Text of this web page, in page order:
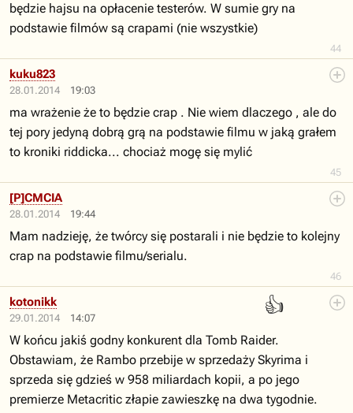
44
będzie hajsu na opłacenie testerów. W sumie gry na
podstawie filmów są crapami (nie wszystkie)
28.01.2014 19:03
45
kuku823
ma wrażenie że to będzie crap . Nie wiem dlaczego , ale do
tej pory jedyną dobrą grą na podstawie filmu w jaką grałem
to kroniki riddicka... chociaż mogę się mylić
28.01.2014 19:44
46
[P]CMCIA
Mam nadzieję, że twórcy się postarali i nie będzie to kolejny
crap na podstawie filmu/serialu.
29.01.2014 14:07
👍
kotonikk
W końcu jakiś godny konkurent dla Tomb Raider.
Obstawiam, że Rambo przebije w sprzedaży Skyrima i
sprzeda się gdzieś w 958 miliardach kopii, a po jego
premierze Metacritic złapie zawieszkę na dwa tygodnie.